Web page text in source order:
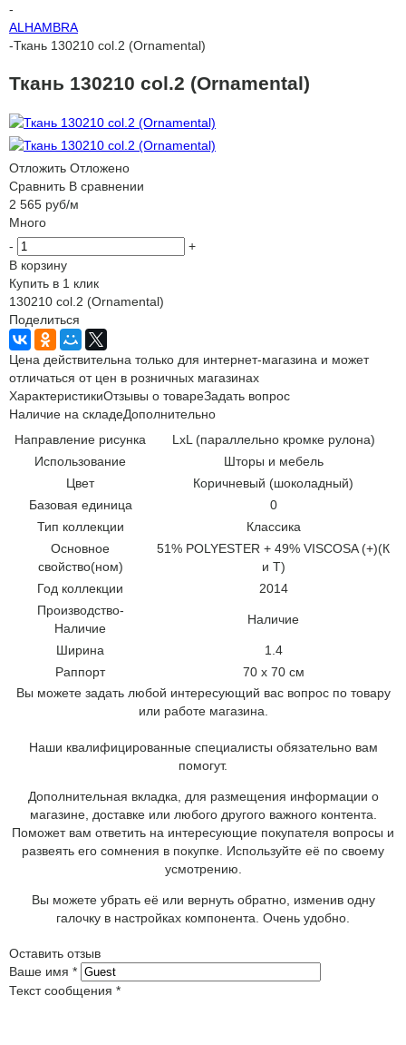
-
ALHAMBRA
-Ткань 130210 col.2 (Ornamental)
Ткань 130210 col.2 (Ornamental)
Отложить Отложено
Сравнить В сравнении
2 565 руб/м
Много
-
+
В корзину
Купить в 1 клик
130210 col.2 (Ornamental)
Поделиться
Цена действительна только для интернет-магазина и может
отличаться от цен в розничных магазинах
ХарактеристикиОтзывы о товареЗадать вопрос
Наличие на складеДополнительно
Направление рисунка
LxL (параллельно кромке рулона)
Использование
Шторы и мебель
Цвет
Коричневый (шоколадный)
Базовая единица
0
Тип коллекции
Классика
Основное
свойство(ном)
51% POLYESTER + 49% VISCOSA (+)(К
и Т)
Год коллекции
2014
Производство-
Наличие
Наличие
Ширина
1.4
Раппорт
70 x 70 см
Вы можете задать любой интересующий вас вопрос по товару
или работе магазина.
Наши квалифицированные специалисты обязательно вам
помогут.
Дополнительная вкладка, для размещения информации о
магазине, доставке или любого другого важного контента.
Поможет вам ответить на интересующие покупателя вопросы и
развеять его сомнения в покупке. Используйте её по своему
усмотрению.
Вы можете убрать её или вернуть обратно, изменив одну
галочку в настройках компонента. Очень удобно.
Оставить отзыв
Ваше имя *
Текст сообщения *